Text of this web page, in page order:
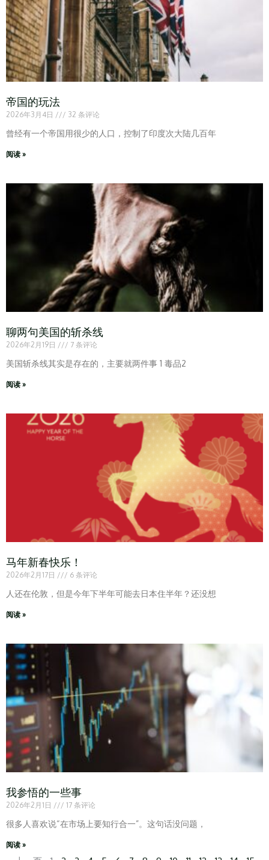
帝国的玩法
2026年3月4日 32 条评论
曾经有一个帝国用很少的人口，控制了印度次大陆几百年
阅读 »
聊两句美国的斩杀线
2026年2月19日 7 条评论
美国斩杀线其实是存在的，主要就两件事 1 毒品2
阅读 »
马年新春快乐！
2026年2月17日 6 条评论
人还在伦敦，但是今年下半年可能去日本住半年？还没想
阅读 »
我参悟的一些事
2026年2月1日 17 条评论
很多人喜欢说“在市场上要知行合一”。这句话没问题，
阅读 »